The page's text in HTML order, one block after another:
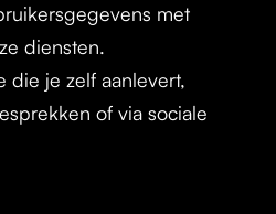
met
diensten.
die je zelf aanlevert,
of via sociale